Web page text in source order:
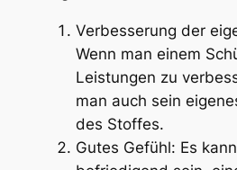
Verbesserung der
Wenn man einem
Leistungen zu
man auch sein
des Stoffes.
Gutes Gefühl: Es